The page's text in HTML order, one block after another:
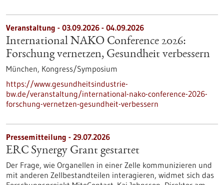
Veranstaltung - 03.09.2026 - 04.09.2026
International NAKO Conference 2026:
Forschung vernetzen, Gesundheit verbessern
München, Kongress/Symposium
https://www.gesundheitsindustrie-
bw.de/veranstaltung/international-nako-conference-2026-
forschung-vernetzen-gesundheit-verbessern
Pressemitteilung - 29.07.2026
ERC Synergy Grant gestartet
Der Frage, wie Organellen in einer Zelle kommunizieren und
mit anderen Zellbestandteilen interagieren, widmet sich das